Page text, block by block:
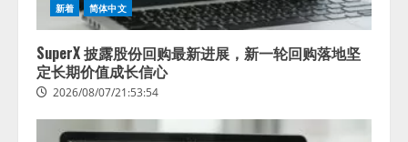
新着 简体中文
SuperX 披露股份回购最新进展，新一轮回购落地坚
定长期价值成长信心
2026/08/07/21:53:54